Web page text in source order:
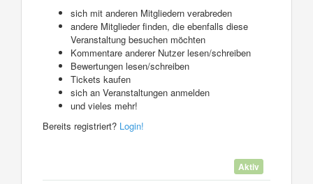
sich mit anderen Mitgliedern verabreden
andere Mitglieder finden, die ebenfalls diese
Veranstaltung besuchen möchten
Kommentare anderer Nutzer lesen/schreiben
Bewertungen lesen/schreiben
Tickets kaufen
sich an Veranstaltungen anmelden
und vieles mehr!
Bereits registriert? Login!
Aktiv